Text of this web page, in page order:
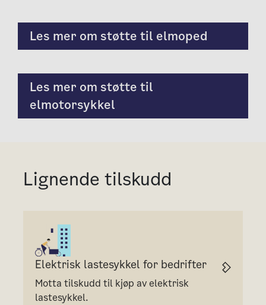
Les mer om støtte til elmoped
Les mer om støtte til
elmotorsykkel
Lignende tilskudd
Elektrisk lastesykkel for bedrifter
Motta tilskudd til kjøp av elektrisk
lastesykkel.